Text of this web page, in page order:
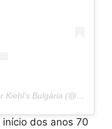
Uma postagem compartilhada por Kiehl’s Bulgária (@kiehls.bg)
dos anos 70